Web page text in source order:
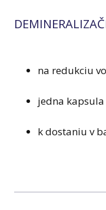
na redukciu
jedna
k dostaniu v